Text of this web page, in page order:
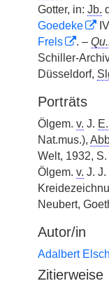
Gotter, in: Jb.
Goedeke
Frels
. – Qu.
Schiller-
Düsseldorf,
Porträts
Ölgem. v. J. E.
Nat.mus.),
Welt, 1932, S.
Ölgem. v. J. J.
Neubert,
Autor/in
Adalbert
Zitierweise